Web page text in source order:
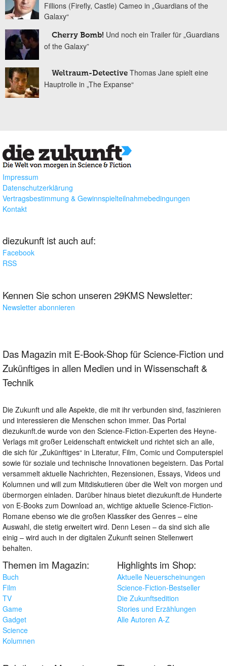
Fillions (Firefly, Castle) Cameo in „Guardians of the
Galaxy“
Cherry Bomb! Und noch ein Trailer für „Guardians
of the Galaxy”
Weltraum-Detective Thomas Jane spielt eine
Hauptrolle in „The Expanse“
Impressum
Datenschutzerklärung
Vertragsbestimmung & Gewinnspielteilnahmebedingungen
Kontakt
diezukunft ist auch auf:
Facebook
RSS
Kennen Sie schon unseren 29KMS Newsletter:
Newsletter abonnieren
Das Magazin mit E-Book-Shop für Science-Fiction und
Zukünftiges in allen Medien und in Wissenschaft &
Technik
Die Zukunft und alle Aspekte, die mit ihr verbunden sind, faszinieren
und interessieren die Menschen schon immer. Das Portal
diezukunft.de wurde von den Science-Fiction-Experten des Heyne-
Verlags mit großer Leidenschaft entwickelt und richtet sich an alle,
die sich für „Zukünftiges“ in Literatur, Film, Comic und Computerspiel
sowie für soziale und technische Innovationen begeistern. Das Portal
versammelt aktuelle Nachrichten, Rezensionen, Essays, Videos und
Kolumnen und will zum Mitdiskutieren über die Welt von morgen und
übermorgen einladen. Darüber hinaus bietet diezukunft.de Hunderte
von E-Books zum Download an, wichtige aktuelle Science-Fiction-
Romane ebenso wie die großen Klassiker des Genres – eine
Auswahl, die stetig erweitert wird. Denn Lesen – da sind sich alle
einig – wird auch in der digitalen Zukunft seinen Stellenwert
behalten.
Themen im Magazin:
Buch
Film
TV
Game
Gadget
Science
Kolumnen
Highlights im Shop:
Aktuelle Neuerscheinungen
Science-Fiction-Bestseller
Die Zukunftsedition
Stories und Erzählungen
Alle Autoren A-Z